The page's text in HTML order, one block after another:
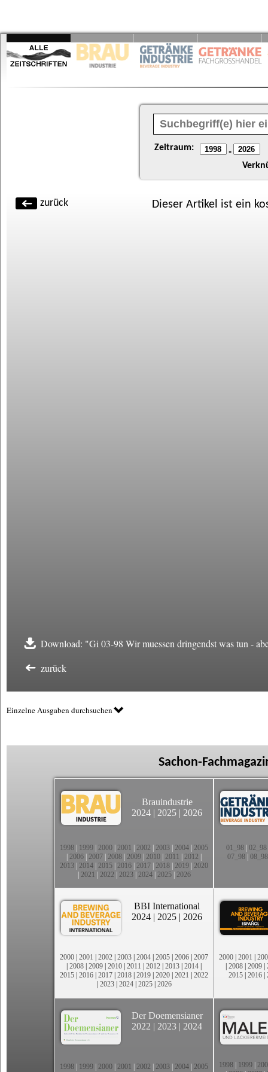
Zeitraum: -
zurück Dieser Artikel ist ein
Download: "Gi 03-98 Wir muessen dringendst was tun -
zurück
Einzelne Ausgaben durchsuchen
Sachon-
Brauindustrie
2024 | 2025 | 2026
1998 1999 2000 2001 2002 2003 2004 2005
2006 2007 2008 2009 2010 2011 2012
2013 2014 2015 2016 2017 2018 2019 2020
2021 2022 2023| 2024| 2025| 2026
01_98| 02_98
07_98 08_98
BBI International
2024 | 2025 | 2026
2000 | 2001 | 2002 | 2003 | 2004 | 2005 | 2006 | 2007
| 2008 | 2009 | 2010 | 2011 | 2012 | 2013 | 2014 |
2015 | 2016 | 2017 | 2018 | 2019 | 2020 | 2021 | 2022
| 2023| 2024| 2025| 2026
2000 | 2001 |
| 2008 | 2009 |
2015 | 2016 |
Der Doemensianer
2022 | 2023 | 2024
1998 1999 2000 2001 2002 2003 2004 2005
1998 1999